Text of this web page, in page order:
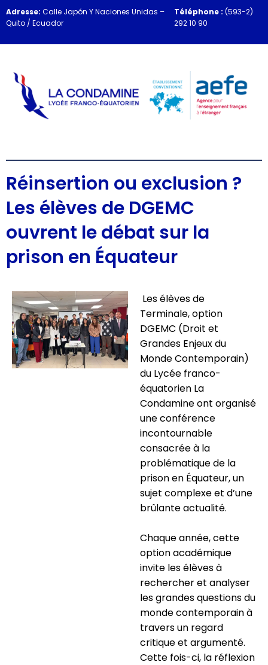
Adresse: Calle Japón Y Naciones Unidas –
Quito / Ecuador
Téléphone : (593-2)
292 10 90
Réinsertion ou exclusion ?
Les élèves de DGEMC
ouvrent le débat sur la
prison en Équateur
Les élèves de
Terminale, option
DGEMC (Droit et
Grandes Enjeux du
Monde Contemporain)
du Lycée franco-
équatorien La
Condamine ont organisé
une conférence
incontournable
consacrée à la
problématique de la
prison en Équateur, un
sujet complexe et d’une
brûlante actualité.
Chaque année, cette
option académique
invite les élèves à
rechercher et analyser
les grandes questions du
monde contemporain à
travers un regard
critique et argumenté.
Cette fois-ci, la réflexion